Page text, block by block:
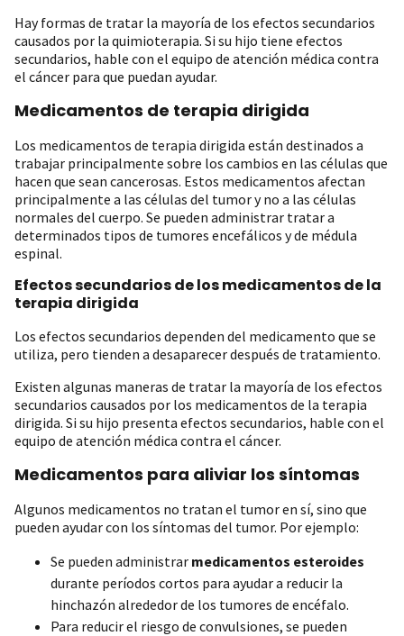
Hay formas de tratar la mayoría de los efectos secundarios
causados por la quimioterapia. Si su hijo tiene efectos
secundarios, hable con el equipo de atención médica contra
el cáncer para que puedan ayudar.
Medicamentos de terapia dirigida
Los medicamentos de terapia dirigida están destinados a
trabajar principalmente sobre los cambios en las células que
hacen que sean cancerosas. Estos medicamentos afectan
principalmente a las células del tumor y no a las células
normales del cuerpo. Se pueden administrar tratar a
determinados tipos de tumores encefálicos y de médula
espinal.
Efectos secundarios de los medicamentos de la
terapia dirigida
Los efectos secundarios dependen del medicamento que se
utiliza, pero tienden a desaparecer después de tratamiento.
Existen algunas maneras de tratar la mayoría de los efectos
secundarios causados por los medicamentos de la terapia
dirigida. Si su hijo presenta efectos secundarios, hable con el
equipo de atención médica contra el cáncer.
Medicamentos para aliviar los síntomas
Algunos medicamentos no tratan el tumor en sí, sino que
pueden ayudar con los síntomas del tumor. Por ejemplo:
Se pueden administrar medicamentos esteroides
durante períodos cortos para ayudar a reducir la
hinchazón alrededor de los tumores de encéfalo.
Para reducir el riesgo de convulsiones, se pueden